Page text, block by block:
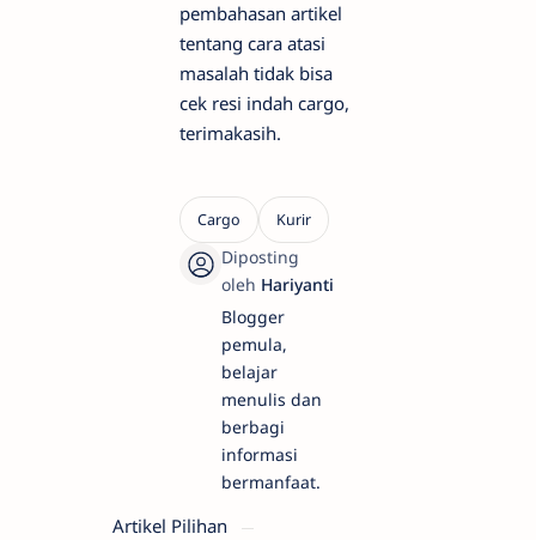
pembahasan artikel
tentang cara atasi
masalah tidak bisa
cek resi indah cargo,
terimakasih.
Blogger
pemula,
belajar
menulis dan
berbagi
informasi
bermanfaat.
Artikel Pilihan